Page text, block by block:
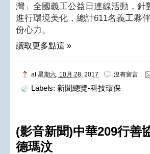
灣」全國義工公益日連線活動，
進行環境美化，總計611名義工夥
份心力。
讀取更多點這 »
at星期六, 10月 28, 2017 沒有留言:
Labels: 新聞總覽-科技環保
(影音新聞)中華209行善
德瑪汶